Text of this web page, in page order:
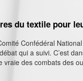
du textile pour
Confédéral
qui a suivi. C’est
vraie des combats des